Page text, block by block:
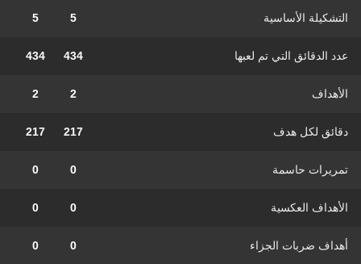
التشكيلة الأساسية 5
5
عدد الدقائق التي تم لعبها 434
434
الأهداف 2
2
دقائق لكل هدف 217
217
تمريرات حاسمة 0
0
الأهداف العكسية 0
0
أهداف ضربات الجزاء 0
0